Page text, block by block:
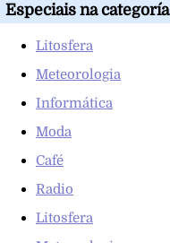
Especiais na categoría
Litosfera
Meteorologia
Informática
Moda
Café
Radio
Litosfera